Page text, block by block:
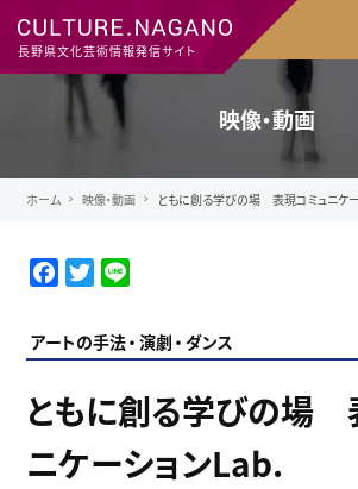
長野県文化芸術情報発信サイト
映像・動画
ホーム 映像・動画 ともに創る学びの場 表現コミュニケ
アートの手法 演劇 ダンス
F
c
e
o
o
k
T
i
t
e
n
e
ともに創る学びの場
ニケーションLab.